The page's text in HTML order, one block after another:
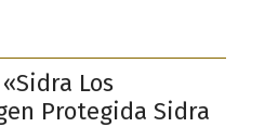
Los
Protegida Sidra